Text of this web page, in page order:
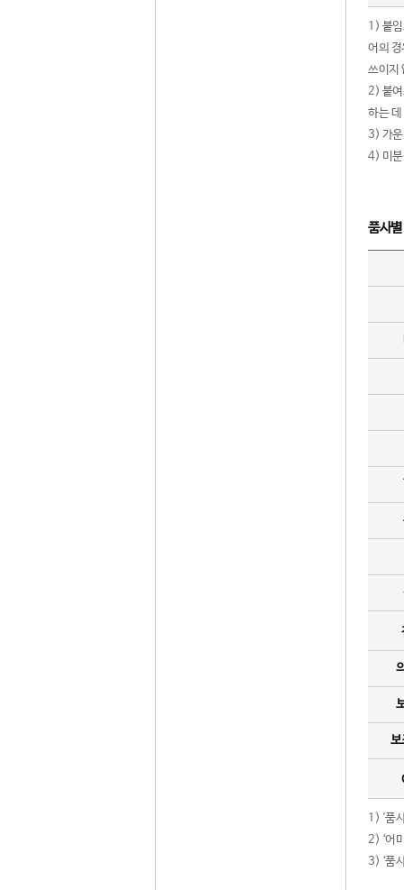
1) 붙
어의
쓰이지
2) 붙여
하는
3) 가운
4) 미분
품사
보
1) '품
2) ‘어
3) ‘품